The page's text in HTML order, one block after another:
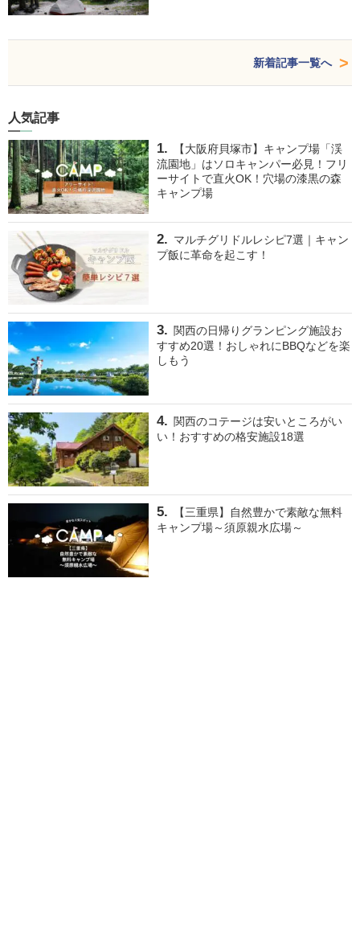
新着記事一覧へ
人気記事
【大阪府貝塚市】キャンプ場「渓
流園地」はソロキャンパー必見！フリ
ーサイトで直火OK！穴場の漆黒の森
キャンプ場
マルチグリドルレシピ7選｜キャン
プ飯に革命を起こす！
関西の日帰りグランピング施設お
すすめ20選！おしゃれにBBQなどを楽
しもう
関西のコテージは安いところがい
い！おすすめの格安施設18選
【三重県】自然豊かで素敵な無料
キャンプ場～須原親水広場～